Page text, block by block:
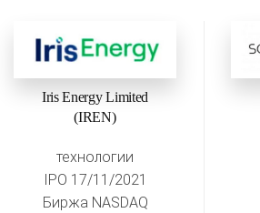
Iris Energy Limited
(IREN)
технологии
IPO 17/11/2021
Биржа NASDAQ